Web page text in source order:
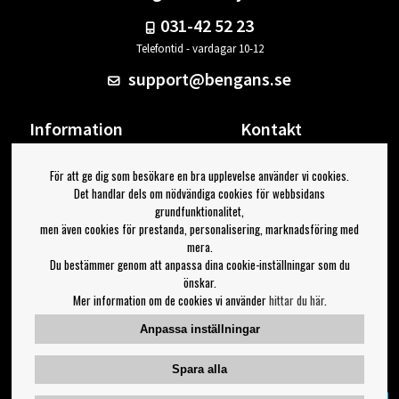
031-42 52 23
Telefontid - vardagar 10-12
support@bengans.se
Information
Om Bengans
FAQ / Köp- & Leveransvillkor
Kontakt
Din sida
Logga ut
Jag vill ha tips från Bengans
Inställningar för nyhetsbrev
Följ oss på:
För att ge dig som besökare en bra upplevelse använder vi cookies.
Det handlar dels om nödvändiga cookies för webbsidans
grundfunktionalitet,
men även cookies för prestanda, personalisering, marknadsföring med
mera.
Du bestämmer genom att anpassa dina cookie-inställningar som du
önskar.
Mer information om de cookies vi använderhittar du här.
Anpassa inställningar
Spara alla